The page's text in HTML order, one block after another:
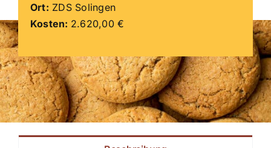
Downloads
Aktuelles
Kontakt
Ort: ZDS Solingen
Kosten: 2.620,00 €